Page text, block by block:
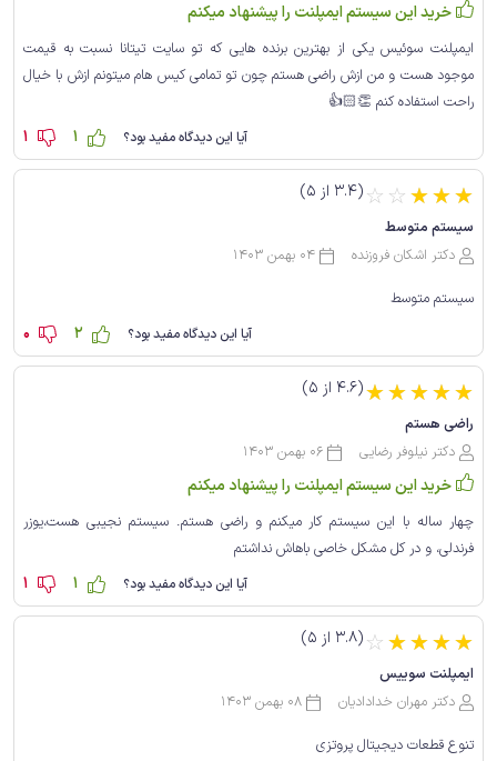
خرید این سیستم ایمپلنت را پیشنهاد میکنم
ایمپلنت سوئیس یکی از بهترین برنده هایی که تو سایت تیتانا نسبت به قیمت
موجود هست و من ازش راضی هستم چون تو تمامی کیس هام میتونم ازش با خیال
راحت استفاده کنم 👏🏻👍
آیا این دیدگاه مفید بود؟ 1
1
(3.4 از 5)☆ ☆☆☆☆
سیستم متوسط
دکتر اشکان فروزنده
04 بهمن 1403
سیستم متوسط
آیا این دیدگاه مفید بود؟ 2
0
(4.6 از 5)☆☆☆☆☆
راضی هستم
دکتر نیلوفر رضایی
06 بهمن 1403
خرید این سیستم ایمپلنت را پیشنهاد میکنم
چهار ساله با این سیستم کار میکنم و راضی هستم. سیستم نجیبی هست،یوزر
فرندلی، و در کل مشکل خاصی باهاش نداشتم
آیا این دیدگاه مفید بود؟ 1
1
(3.8 از 5)☆☆☆☆☆
ایمپلنت سوییس
دکتر مهران خدادادیان
08 بهمن 1403
تنوع قطعات دیجیتال پروتزی